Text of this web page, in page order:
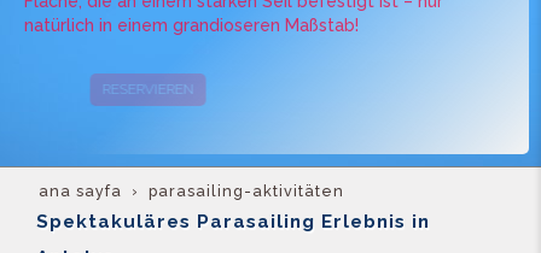
natürlich in einem grandioseren Maßstab!
RESERVIEREN KAMPAGNEN
ana sayfa parasailing-aktivitäten
Spektakuläres Parasailing Erlebnis in